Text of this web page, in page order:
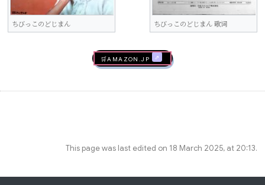
ちびっこのどじまん ちびっこのどじまん 歌词
🛒AMAZON.jp
This page was last edited on 18 March 2025, at 20:13.